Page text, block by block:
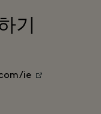
기
ie